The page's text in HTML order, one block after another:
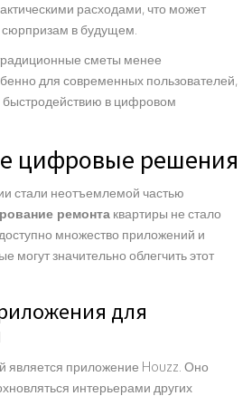
расходами, что может
в будущем.
сметы менее
для современных пользователей,
быстродействию в цифровом
цифровые решения
стали неотъемлемой частью
ремонта квартиры не стало
множество приложений и
могут значительно облегчить этот
для
является приложение Houzz. Оно
интерьерами других